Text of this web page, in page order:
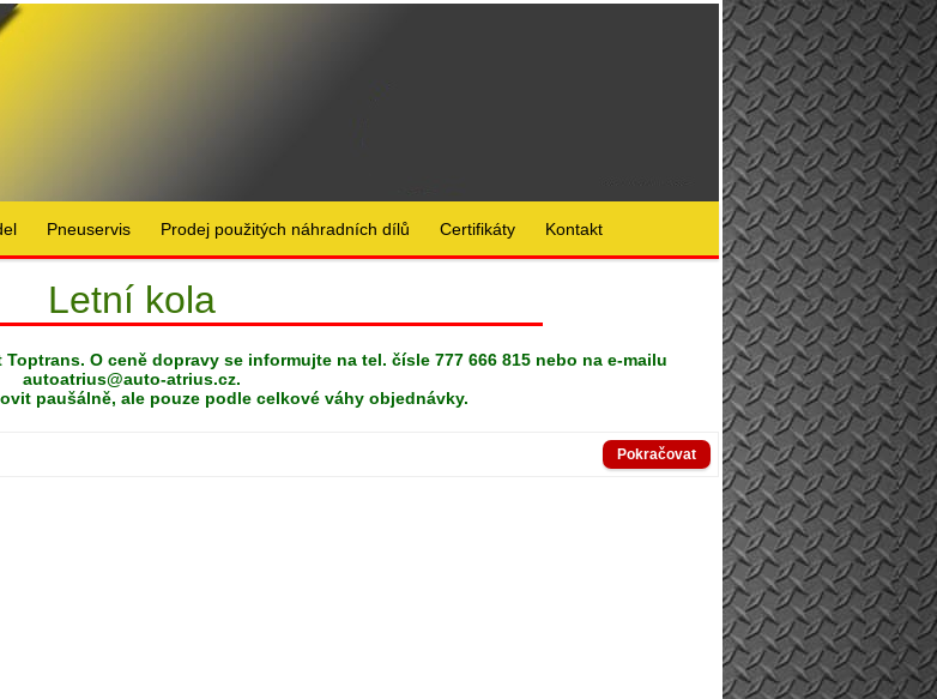
Pneuservis Prodej použitých náhradních dílů Certifikáty Kontakt
Letní kola
O ceně dopravy se informujte na tel. čísle 777 666 815 nebo na e-mailu
autoatrius@auto-atrius.cz.
paušálně, ale pouze podle celkové váhy objednávky.
Pokračovat